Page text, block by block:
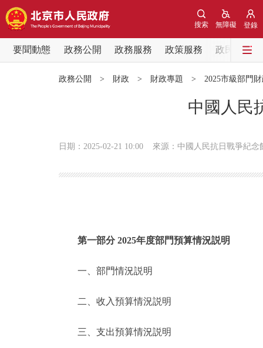
登錄
無障礙
搜索
要聞動態 政務公開 政務服務 政策服務
政民互動
政務公開 > 財政 > 財政專題 > 2025市級部門
中國人民
日期：2025-02-21 10:00 來源：中國人民抗日戰爭紀念
第一部分 2025年度部門預算情況説明
一、部門情況説明
二、收入預算情況説明
三、支出預算情況説明